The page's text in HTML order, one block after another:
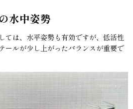
水中姿勢
ては、水平姿勢も有効ですが、低活性
ールが少し上がったバランスが重要で